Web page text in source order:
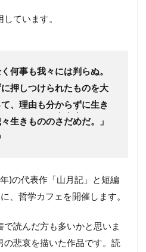
ています。
何事も我々には判らぬ。
押しつけられたものを大
、理由も分からずに生き
生きもののさだめ
・・・
だ。」
)の代表作「山月記」と短編
、哲学カフェを開催します。
で読んだ方も多いかと思いま
悲哀を描いた作品です。読